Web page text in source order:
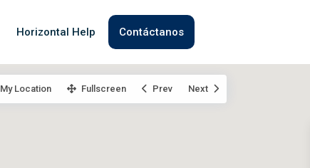
Horizontal Help Contáctanos
My Location Fullscreen Prev Next